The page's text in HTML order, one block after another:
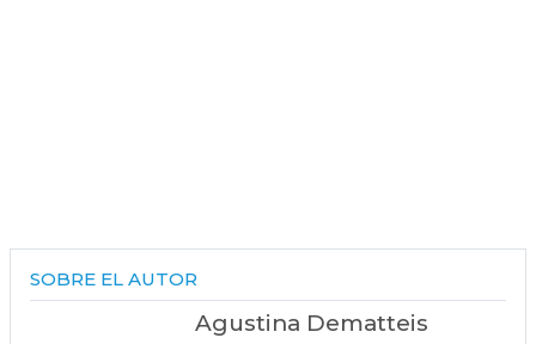
SOBRE EL AUTOR
Agustina Dematteis